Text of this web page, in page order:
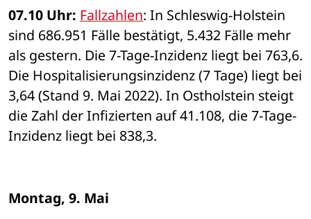
07.10 Uhr: Fallzahlen: In Schleswig-Holstein
sind 686.951 Fälle bestätigt, 5.432 Fälle mehr
als gestern. Die 7-Tage-Inzidenz liegt bei 763,6.
Die Hospitalisierungsinzidenz (7 Tage) liegt bei
3,64 (Stand 9. Mai 2022). In Ostholstein steigt
die Zahl der Infizierten auf 41.108, die 7-Tage-
Inzidenz liegt bei 838,3.
Montag, 9. Mai